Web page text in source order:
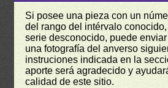
Si posee una pieza con un
del rango del intérvalo
serie desconocido, puede
una fotografía del anverso
instruciones indicada en la
aporte será agradecido y
calidad de este sitio.